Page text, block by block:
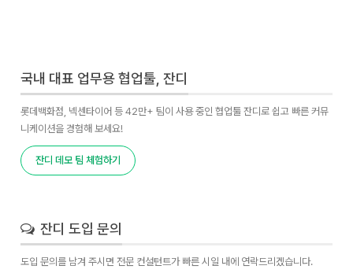
국내 대표 업무용 협업툴, 잔디
롯데백화점, 넥센타이어 등 42만+ 팀이 사용 중인 협업툴 잔디로 쉽고 빠른 커뮤
니케이션을 경험해 보세요!
잔디 데모 팀 체험하기
잔디 도입 문의
도입 문의를 남겨 주시면 전문 컨설턴트가 빠른 시일 내에 연락드리겠습니다.